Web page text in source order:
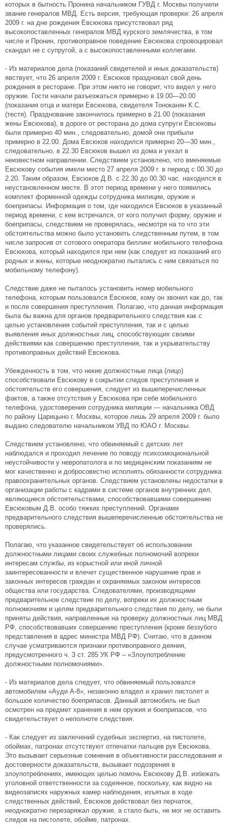
которых в бытность Пронина начальником ГУВД г. Москвы получили
звание генералов МВД. Есть версия, требующая проверки: 26 апреля
2009 г. на дне рождения Евсюкова присутствовал ряд
высокопоставленных генералов МВД курского землячества, в том
числе и Пронин, противоправное поведение Евсюкова спровоцировал
скандал не с супругой, а с высокопоставленными коллегами.
- Из материалов дела (показаний свидетелей и иных доказательств)
явствует, что 26 апреля 2009 г. Евсюков праздновал свой день
рождения в ресторане. При этом никто не говорит, что видел у него
оружие. Гости начали разъезжаться примерно в 19.00—20.00
(показания отца и матери Евсюкова, свидетеля Тоноканян К.С.
(тестя). Празднование закончилось примерно в 21.00 (показания
жены Евсюкова), в дороге от ресторана до дома супруги Евсюковы
были примерно 40 мин., следовательно, домой они прибыли
примерно в 22.00. Дома Евсюков находился примерно 20—30 мин.,
следовательно, в 22.30 Евсюков вышел из дома и уехал в
неизвестном направлении. Следствием установлено, что вменяемые
Евсюкову события имели место 27 апреля 2009 г. в период с 00.30 до
2.20. Таким образом, Евсюков Д.В. с 22.30 до 00.30 час. находился в
неустановленном месте. В этот период времени у него появились
комплект форменной одежды сотрудника милиции, оружие и
боеприпасы. Информация о том, где находился Евсюков в указанный
период времени, с кем встречался, от кого получил форму, оружие и
боеприпасы, следствием не проверялась, несмотря на то что эти
обстоятельства можно было установить следственным путем, в том
числе запросив от сотового оператора биллинг мобильного телефона
Евсюкова, который находился при нем (как следует из показаний его
родных и жены, которые неоднократно пытались с ним связаться по
мобильному телефону).
Следствие даже не пыталось установить номер мобильного
телефона, которым пользовался Евсюков, кому он звонил как до, так
и после совершения преступления. Полагаю, что данная информация
была бы важна для органов предварительного следствия как с
целью установления событий преступления, так и с целью
выявления иных должностных лиц, способствующих своими
действиями как совершению преступления, так и укрывательству
противоправных действий Евсюкова.
Убежденность в том, что некие должностные лица (лицо)
способствовали Евсюкову в сокрытии следов преступления и
обстоятельств его совершения, следует из вышеперечисленных
фактов, а также отсутствия у Евсюкова при себе мобильного
телефона, удостоверения сотрудника милиции — начальника ОВД
по району Царицыно г. Москвы, которое лишь 29 апреля 2009 г. было
выдано следователю начальником УВД по ЮАО г. Москвы.
Следствием установлено, что обвиняемый с детских лет
наблюдался и проходил лечение по поводу психоэмоциональной
неустойчивости у невропатолога и по медицинским показаниям не
мог качественно и добросовестно исполнять обязанности сотрудника
правоохранительных органов. Следствием установлены недостатки в
организации работы с кадрами в системе органов внутренних дел,
являющиеся обстоятельствами, способствовавшими совершению
Евсюковым Д.В. особо тяжких преступлений. Органами
предварительного следствия вышеперечисленные обстоятельства не
проверялись.
Полагаю, что указанное свидетельствует об использовании
должностными лицами своих служебных полномочий вопреки
интересам службы, из корыстной или иной личной
заинтересованности и влечет существенное нарушение прав и
законных интересов граждан и охраняемых законом интересов
общества или государства. Следователями, производящими
предварительное следствие по делу, вопреки их должностным
полномочиям и целям предварительного следствия по делу, не были
приняты действия, направленные на проверку должностных лиц МВД
РФ, способствовавших совершению преступления (кроме беззубого
представления в адрес министра МВД РФ). Считаю, что в данном
случае усматриваются признаки противоправного деяния,
предусмотренного ч. 3 ст. 285 УК РФ – «Злоупотребление
должностными полномочиями».
- Из материалов дела следует, что обвиняемый пользовался
автомобилем «Ауди А-8», незаконно владел и хранил пистолет и
большое количество боеприпасов. Данный автомобиль не был
осмотрен на предмет хранения в нем оружия и боеприпасов, что
свидетельствует о неполноте следствия.
- Как следует из заключений судебных экспертиз, на пистолете,
обоймах, патронах отсутствуют отпечатки пальцев рук Евсюкова.
Это вызывает серьезные сомнения в объективности расследования и
достоверности доказательств, вызывает подозрения в
злоупотреблениях, имеющих целью помочь Евсюкову Д.В. избежать
уголовной ответственности за содеянное, поскольку, как видно на
видеозаписях наружных камер наблюдения, изъятых в ходе
следственных действий, Евсюков действовал без перчаток,
неоднократно перезаряжал оружие, а стало быть, не мог не оставить
следов на пистолете, обойме, патронах.